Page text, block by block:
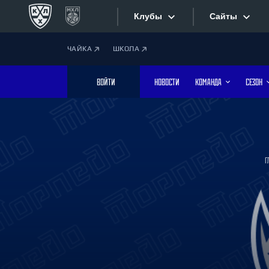
Клубы
Дивизион Боброва
Лада
Сайты
Фотобанк
ЧАЙКА ШКОЛА
ВОЙТИ НОВОСТИ КОМАНДА СЕЗОН